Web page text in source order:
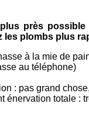
près possible
les plombs plus
à la mie de
au téléphone)
: pas grand chose,
énervation totale :